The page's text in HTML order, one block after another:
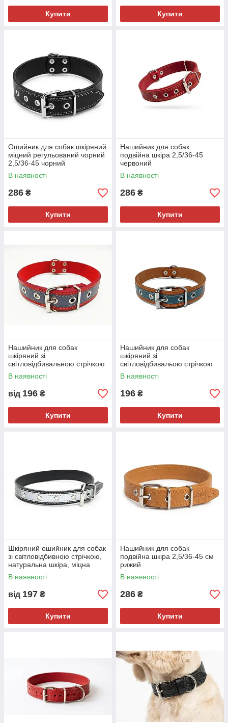
Купити Купити
Ошийник для собак шкіряний
міцний регульований чорний
2,5/36-45 чорний
В наявності
286 ₴
Купити
Нашийник для собак
подвійна шкіра 2,5/36-45
червоний
В наявності
286 ₴
Купити
Нашийник для собак
шкіряний зі
світловідбивальною стрічкою
1,8/28-36 см червоний
В наявності
від 196 ₴
Купити
Нашийник для собак
шкіряний зі
світловідбивальою стрічкою
1,8/28-36 коричневий
В наявності
196 ₴
Купити
Шкіряний ошийник для собак
зі світловідбивною стрічкою,
натуральна шкіра, міцна
хромована фурнітура 1,8/28-
36 см чорний
В наявності
від 197 ₴
Купити
Нашийник для собак
подвійна шкіра 2,5/36-45 см
рижий
В наявності
286 ₴
Купити